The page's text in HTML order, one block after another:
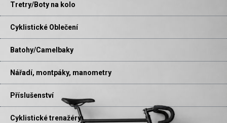
Tretry/Boty na kolo
Cyklistické Oblečení
Batohy/Camelbaky
Nářadí, montpáky, manometry
Příslušenství
Cyklistické trenažéry